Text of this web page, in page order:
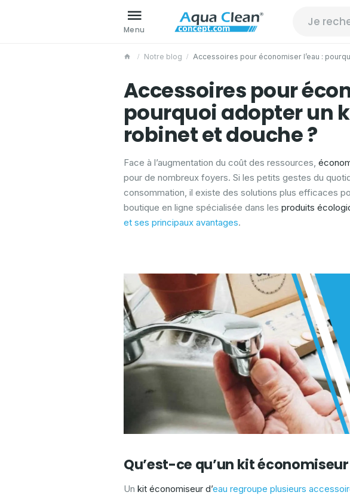
Menu
Notre blog Accessoires pour économiser l’eau :
Accessoires pour
pourquoi adopter un
robinet et douche ?
Face à l’augmentation du coût des ressources,
pour de nombreux foyers. Si les petits gestes du
consommation, il existe des solutions plus efficaces
boutique en ligne spécialisée dans les produits
et ses principaux avantages.
Qu’est-ce qu’un kit économiseur
Un kit économiseur d’eau regroupe plusieurs